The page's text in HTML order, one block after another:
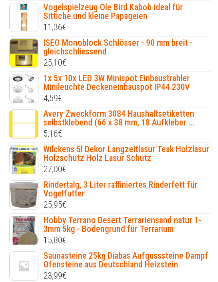
Vogelspielzeug Ole Bird Kabob ideal für
Sittiche und kleine Papageien
11,36€
ISEO Monoblock Schlösser - 90 mm breit -
gleichschliessend
25,10€
1x 5x 10x LED 3W Minispot Einbaustrahler
Minileuchte Deckeneinbauspot IP44 230V
4,59€
Avery Zweckform 3084 Haushaltsetiketten
selbstklebend (66 x 38 mm, 18 Aufkleber ...
5,16€
Wilckens 5l Dekor Langzeitlasur Teak Holzlasur
Holzschutz Holz Lasur Schutz
27,00€
Rindertalg, 3 Liter raffiniertes Rinderfett für
Vogelfutter
25,95€
Hobby Terrano Desert Terrariensand natur 1-
3mm 5kg - Bodengrund für Terrarium
15,80€
Saunasteine 25kg Diabas Aufgusssteine Dampf
Ofensteine aus Deutschland Heizstein
23,99€